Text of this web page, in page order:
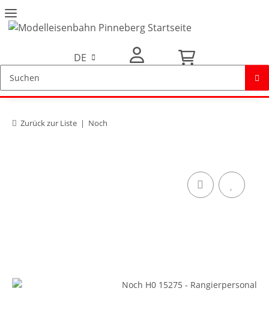
DE
Zurück zur Liste Noch